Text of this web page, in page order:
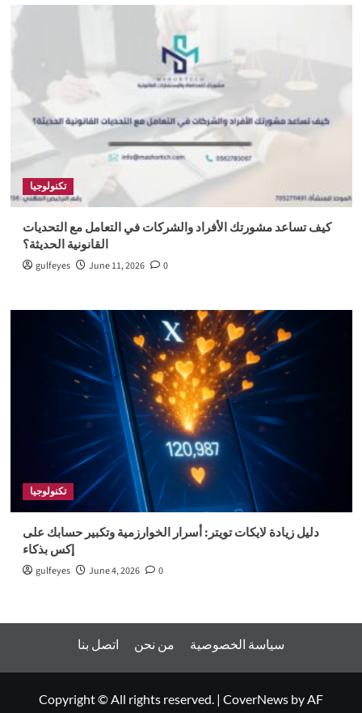
تكنولوجيا
كيف تساعد مشورتك الأفراد والشركات في التعامل مع التحديات
القانونية الحديثة؟
gulfeyes June 11, 2026 0
تكنولوجيا
دليل زيادة لايكات تويتر: أسرار الخوارزمية وتكبير حسابك على
إكس بذكاء
gulfeyes June 4, 2026 0
اتصل بنا من نحن سياسة الخصوصية
Copyright © All rights reserved. | CoverNews by AF